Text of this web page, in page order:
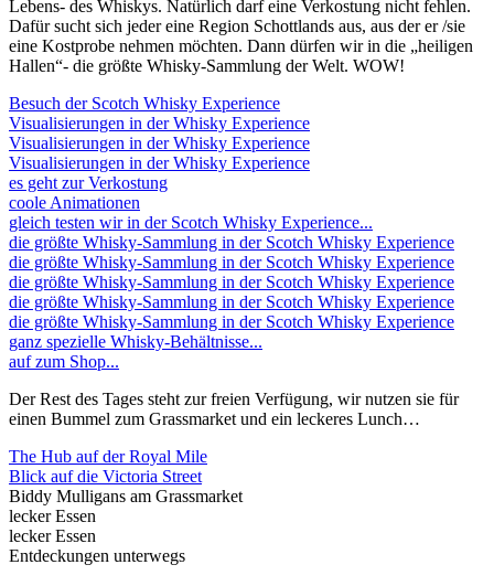
Lebens- des Whiskys. Natürlich darf eine Verkostung nicht fehlen.
Dafür sucht sich jeder eine Region Schottlands aus, aus der er /sie
eine Kostprobe nehmen möchten. Dann dürfen wir in die „heiligen
Hallen“- die größte Whisky-Sammlung der Welt. WOW!
Besuch der Scotch Whisky Experience
Visualisierungen in der Whisky Experience
Visualisierungen in der Whisky Experience
Visualisierungen in der Whisky Experience
es geht zur Verkostung
coole Animationen
gleich testen wir in der Scotch Whisky Experience...
die größte Whisky-Sammlung in der Scotch Whisky Experience
die größte Whisky-Sammlung in der Scotch Whisky Experience
die größte Whisky-Sammlung in der Scotch Whisky Experience
die größte Whisky-Sammlung in der Scotch Whisky Experience
die größte Whisky-Sammlung in der Scotch Whisky Experience
ganz spezielle Whisky-Behältnisse...
auf zum Shop...
Der Rest des Tages steht zur freien Verfügung, wir nutzen sie für
einen Bummel zum Grassmarket und ein leckeres Lunch…
The Hub auf der Royal Mile
Blick auf die Victoria Street
Biddy Mulligans am Grassmarket
lecker Essen
lecker Essen
Entdeckungen unterwegs